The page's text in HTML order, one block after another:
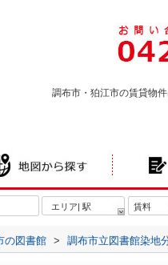
調布市・狛江市の賃貸物
エリア| 駅 賃料
の図書館 > 調布市立図書館染地